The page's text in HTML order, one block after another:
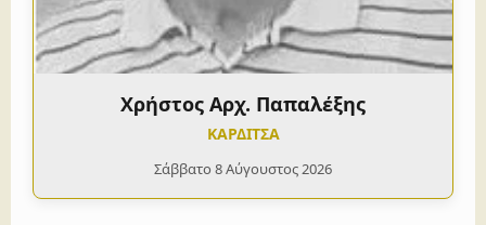
Χρήστος Αρχ. Παπαλέξης
ΚΑΡΔΙΤΣΑ
Σάββατο 8 Αύγουστος 2026